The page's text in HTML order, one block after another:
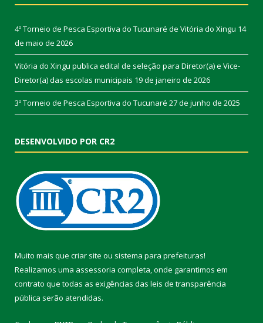
4º Torneio de Pesca Esportiva do Tucunaré de Vitória do Xingu 14
de maio de 2026
Vitória do Xingu publica edital de seleção para Diretor(a) e Vice-
Diretor(a) das escolas municipais 19 de janeiro de 2026
3º Torneio de Pesca Esportiva do Tucunaré 27 de junho de 2025
DESENVOLVIDO POR CR2
Muito mais que criar site ou sistema para prefeituras!
Realizamos uma assessoria completa, onde garantimos em
contrato que todas as exigências das leis de transparência
pública serão atendidas.